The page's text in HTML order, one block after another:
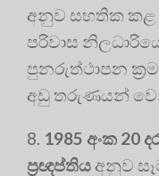
අනුව සහතික කළ
පරිවාස
පුනරුත්ථාපන
අඩු තරුණයන්
8. 1985 අංක 20
ප‍්‍රඥප්තිය අනුව